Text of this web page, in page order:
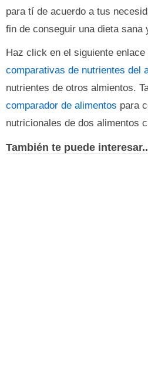
para tí de acuerdo a tus
fin de conseguir una dieta sana
Haz click en el siguiente
comparativas de nutrientes del
nutrientes de otros almientos.
comparador de alimentos para
nutricionales de dos alimentos
También te puede